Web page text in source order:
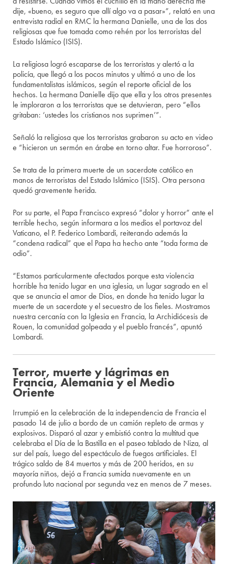
dije, «bueno, es seguro que allí algo va a pasar»”, relató en una
entrevista radial en RMC la hermana Danielle, una de las dos
religiosas que fue tomada como rehén por los terroristas del
Estado Islámico (ISIS).
La religiosa logró escaparse de los terroristas y alertó a la
policía, que llegó a los pocos minutos y ultimó a uno de los
fundamentalistas islámicos, según el reporte oficial de los
hechos. La hermana Danielle dijo que ella y los otros presentes
le imploraron a los terroristas que se detuvieran, pero “ellos
gritaban: ‘ustedes los cristianos nos suprimen’”.
Señaló la religiosa que los terroristas grabaron su acto en video
e “hicieron un sermón en árabe en torno altar. Fue horroroso”.
Se trata de la primera muerte de un sacerdote católico en
manos de terroristas del Estado Islámico (ISIS). Otra persona
quedó gravemente herida.
Por su parte, el Papa Francisco expresó “dolor y horror” ante el
terrible hecho, según informara a los medios el portavoz del
Vaticano, el P. Federico Lombardi, reiterando además la
“condena radical” que el Papa ha hecho ante “toda forma de
odio”.
“Estamos particularmente afectados porque esta violencia
horrible ha tenido lugar en una iglesia, un lugar sagrado en el
que se anuncia el amor de Dios, en donde ha tenido lugar la
muerte de un sacerdote y el secuestro de los fieles. Mostramos
nuestra cercanía con la Iglesia en Francia, la Archidiócesis de
Rouen, la comunidad golpeada y el pueblo francés”, apuntó
Lombardi.
Terror, muerte y lágrimas en
Francia, Alemania y el Medio
Oriente
Irrumpió en la celebración de la independencia de Francia el
pasado 14 de julio a bordo de un camión repleto de armas y
explosivos. Disparó al azar y embistió contra la multitud que
celebraba el Día de la Bastilla en el paseo tablado de Niza, al
sur del país, luego del espectáculo de fuegos artificiales. El
trágico saldo de 84 muertos y más de 200 heridos, en su
mayoría niños, dejó a Francia sumida nuevamente en un
profundo luto nacional por segunda vez en menos de 7 meses.